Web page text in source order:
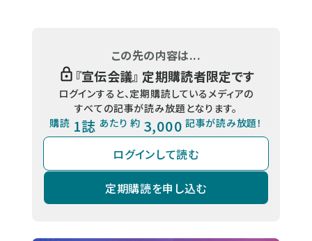
この先の内容は...
『宣伝会議』 定期購読者限定です
ログインすると、定期購読しているメディアの
すべての記事が読み放題となります。
購読 1誌 あたり 約 3,000 記事が読み放題！
ログインして読む
定期購読を申し込む